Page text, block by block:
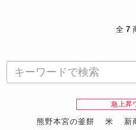
全 7
急上昇
熊野本宮の釜餅 米 新